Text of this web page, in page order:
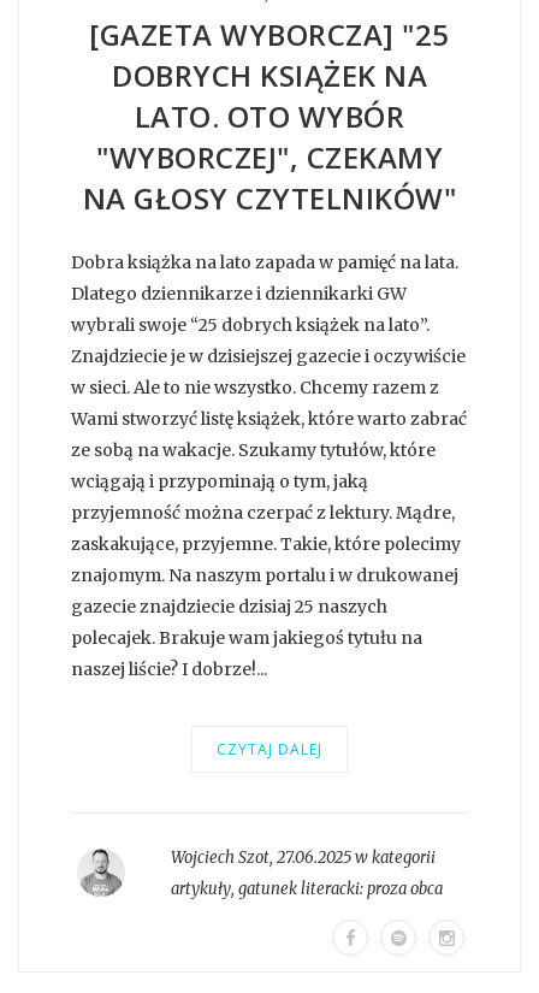
[GAZETA WYBORCZA] "25
DOBRYCH KSIĄŻEK NA
LATO. OTO WYBÓR
"WYBORCZEJ", CZEKAMY
NA GŁOSY CZYTELNIKÓW"
Dobra książka na lato zapada w pamięć na lata.
Dlatego dziennikarze i dziennikarki GW
wybrali swoje “25 dobrych książek na lato”.
Znajdziecie je w dzisiejszej gazecie i oczywiście
w sieci. Ale to nie wszystko. Chcemy razem z
Wami stworzyć listę książek, które warto zabrać
ze sobą na wakacje. Szukamy tytułów, które
wciągają i przypominają o tym, jaką
przyjemność można czerpać z lektury. Mądre,
zaskakujące, przyjemne. Takie, które polecimy
znajomym. Na naszym portalu i w drukowanej
gazecie znajdziecie dzisiaj 25 naszych
polecajek. Brakuje wam jakiegoś tytułu na
naszej liście? I dobrze!...
CZYTAJ DALEJ
Wojciech Szot, 27.06.2025 w kategorii
artykuły, gatunek literacki:proza obca